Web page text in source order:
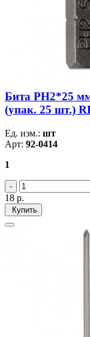
Бита PH2*25
(упак. 25 шт.)
Ед. изм.: шт
Арт: 92-0414
1
18 р.
Купить